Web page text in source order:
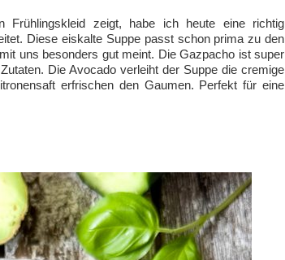
zeigt, habe ich heute eine richtig
Diese eiskalte Suppe passt schon prima zu den
uns besonders gut meint. Die Gazpacho ist super
Die Avocado verleiht der Suppe die cremige
erfrischen den Gaumen. Perfekt für eine